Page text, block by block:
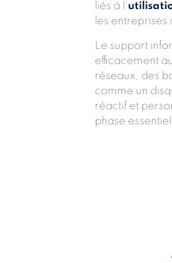
liés à l’
les
Le support
efficacement
réseaux, des
comme un
réactif et
phase